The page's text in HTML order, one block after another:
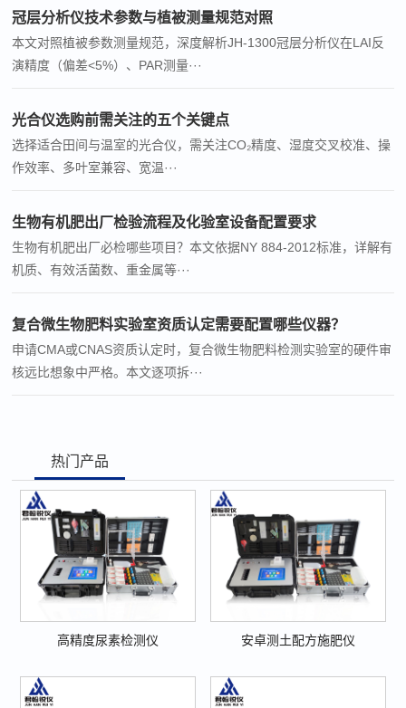
冠层分析仪技术参数与植被测量规范对照
本文对照植被参数测量规范，深度解析JH-1300冠层分析仪在LAI反
演精度（偏差<5%）、PAR测量···
光合仪选购前需关注的五个关键点
选择适合田间与温室的光合仪，需关注CO₂精度、湿度交叉校准、操
作效率、多叶室兼容、宽温···
生物有机肥出厂检验流程及化验室设备配置要求
生物有机肥出厂必检哪些项目？本文依据NY 884-2012标准，详解有
机质、有效活菌数、重金属等···
复合微生物肥料实验室资质认定需要配置哪些仪器？
申请CMA或CNAS资质认定时，复合微生物肥料检测实验室的硬件审
核远比想象中严格。本文逐项拆···
热门产品
高精度尿素检测仪 安卓测土配方施肥仪